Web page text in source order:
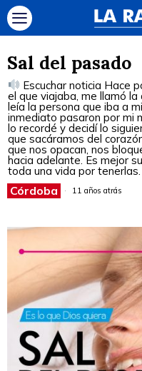
Sal del pasado
Escuchar noticia Hace
el que viajaba, me llamó
leía la persona que iba a
inmediato pasaron por mi
lo recordé y decidí lo
que sacáramos del
que nos opacan, nos
hacia adelante. Es mejor
toda una vida por
Córdoba 11 años atrás